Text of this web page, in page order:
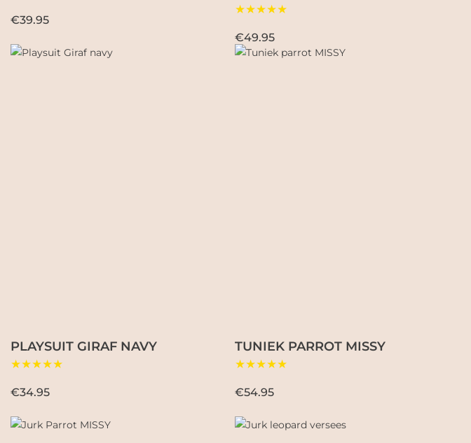
€39.95
★★★★★
€49.95
PLAYSUIT GIRAF NAVY
★★★★★
€34.95
TUNIEK PARROT MISSY
★★★★★
€54.95